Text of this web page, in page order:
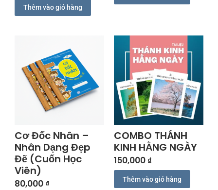
Thêm vào giỏ hàng
Cơ Đốc Nhân –
Nhân Dạng Đẹp
Đẽ (Cuốn Học
Viên)
80,000 ₫
COMBO THÁNH
KINH HẰNG NGÀY
150,000 ₫
Thêm vào giỏ hàng